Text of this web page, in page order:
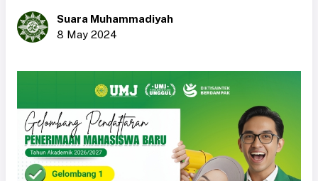
Suara Muhammadiyah
8 May 2024